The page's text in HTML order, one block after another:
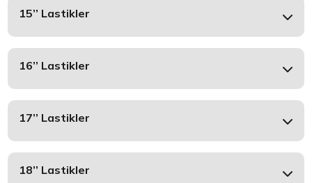
15’’ Lastikler
16’’ Lastikler
17’’ Lastikler
18’’ Lastikler